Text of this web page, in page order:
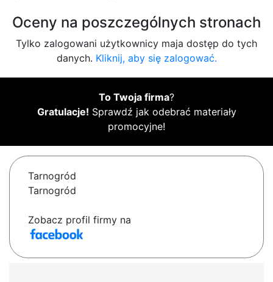
Oceny na poszczególnych stronach
Tylko zalogowani użytkownicy maja dostęp do tych
danych. Kliknij, aby się zalogować.
To Twoja firma?
Gratulacje! Sprawdź jak odebrać materiały
promocyjne!
Tarnogród
Tarnogród
Zobacz profil firmy na